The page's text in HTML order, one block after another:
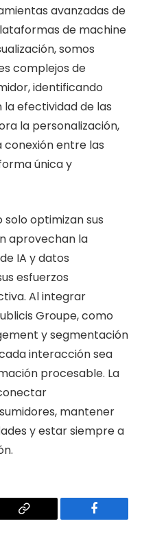
avanzadas de
de machine
somos
complejos de
identificando
efectividad de las
la personalización,
conexión entre las
única y
solo optimizan sus
aprovechan la
IA y datos
esfuerzos
Al integrar
Groupe, como
y segmentación
interacción sea
procesable. La
mantener
y estar siempre a
Copy
Facebook